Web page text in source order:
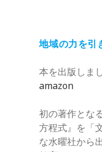
地域の力を引
本を出版しま
amazon
初の著作とな
方程式』を「
な水曜社から